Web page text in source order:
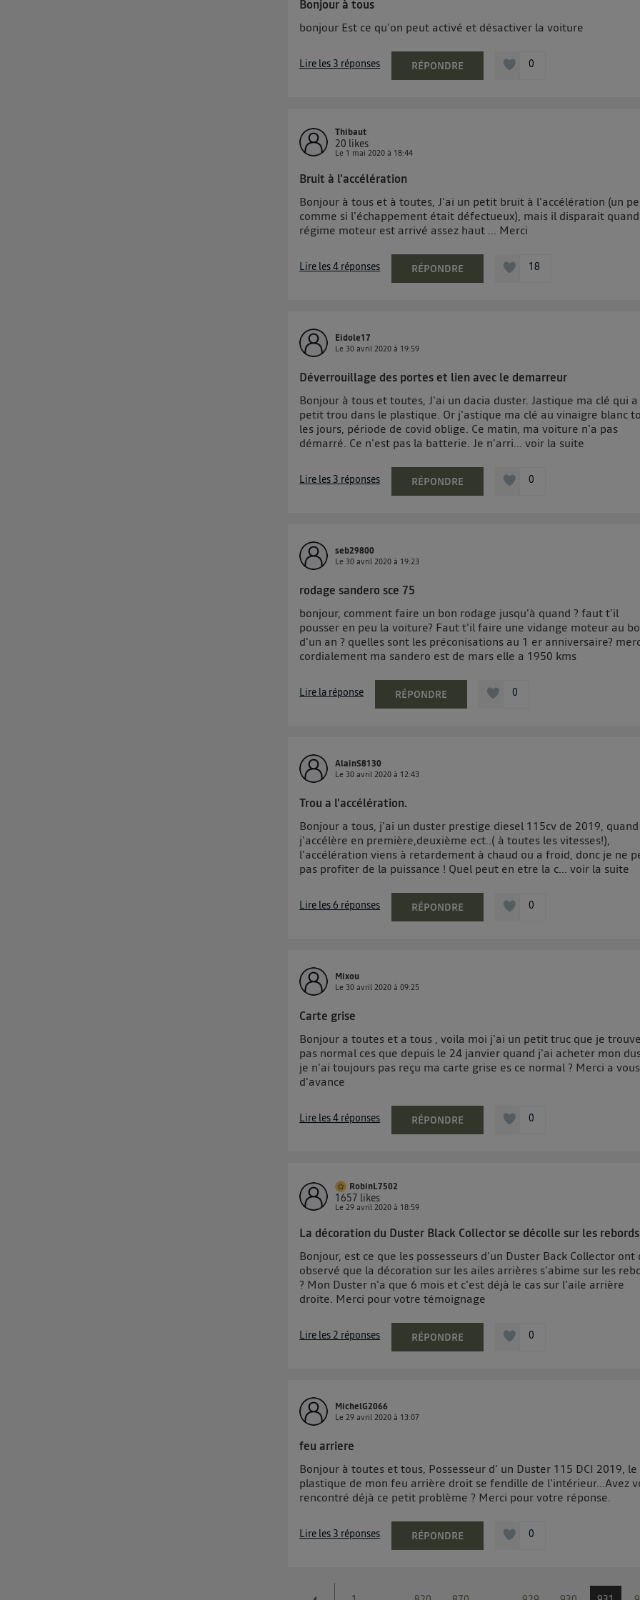
Bonjour à tous
bonjour Est ce qu'on peut activé et désactiver la voiture
Lire les 3 réponses RÉPONDRE 0
Thibaut
20 likes
Le 1 mai 2020 à 18:44
Bruit à l'accélération
Bonjour à tous et à toutes, J'ai un petit bruit à l'accélération (un
comme si l'échappement était défectueux), mais il disparait
régime moteur est arrivé assez haut ... Merci
Lire les 4 réponses RÉPONDRE 18
Eidole17
Le30 avril 2020 à 19:59
Déverrouillage des portes et lien avec le demarreur
Bonjour à tous et toutes, J'ai un dacia duster. Jastique ma clé qui
petit trou dans le plastique. Or j'astique ma clé au vinaigre blanc
les jours, période de covid oblige. Ce matin, ma voiture n'a pas
démarré. Ce n'est pas la batterie. Je n'arri...voir la suite
Lire les 3 réponses RÉPONDRE 0
seb29800
Le30 avril 2020 à 19:23
rodage sandero sce 75
bonjour, comment faire un bon rodage jusqu'à quand ? faut t'il
pousser en peu la voiture? Faut t'il faire une vidange moteur au
d'un an ? quelles sont les préconisations au 1 er anniversaire?
cordialement ma sandero est de mars elle a 1950 kms
Lire la réponse RÉPONDRE 0
AlainS8130
Le30 avril 2020 à 12:43
Trou a l'accélération.
Bonjour a tous, j'ai un duster prestige diesel 115cv de 2019, quand
j'accélère en première,deuxième ect..( à toutes les vitesses!),
l'accélération viens à retardement à chaud ou a froid, donc je ne
pas profiter de la puissance ! Quel peut en etre la c...voir la suite
Lire les 6 réponses RÉPONDRE 0
Mixou
Le30 avril 2020 à09:25
Carte grise
Bonjour a toutes et a tous , voila moi j'ai un petit truc que je
pas normal ces que depuis le 24 janvier quand j'ai acheter mon
je n'ai toujours pas reçu ma carte grise es ce normal ? Merci a vous
d'avance
Lire les 4 réponses RÉPONDRE 0
RobinL7502
1657 likes
Le29 avril 2020 à 18:59
La décoration du Duster Black Collector se décolle sur les rebords
Bonjour, est ce que les possesseurs d'un Duster Back Collector ont
observé que la décoration sur les ailes arrières s'abime sur les
? Mon Duster n'a que 6 mois et c'est déjà le cas sur l'aile arrière
droite. Merci pour votre témoignage
Lire les 2 réponses RÉPONDRE 0
MichelG2066
Le29 avril 2020 à 13:07
feu arriere
Bonjour à toutes et tous, Possesseur d' un Duster 115 DCI 2019, le
plastique de mon feu arrière droit se fendille de l'intérieur...Avez
rencontré déjà ce petit problème ? Merci pour votre réponse.
Lire les 3 réponses RÉPONDRE 0
Vous pouvez à tout moment retirer ce consentement sur
") ou via la page « gérer Utiq » en bas de ce site.
d'informations, veuillez consulterla Politique d'information sur les
personnelles d'Utiq